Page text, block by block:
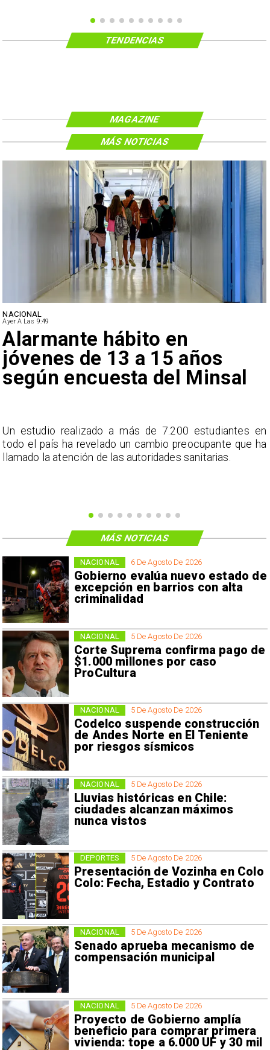
TENDENCIAS
MAGAZINE
NACIONAL
Ayer A Las 9:49
Alarmante hábito en
jóvenes de 13 a 15 años
según encuesta del Minsal
Un estudio realizado a más de 7.200 estudiantes en
todo el país ha revelado un cambio preocupante que ha
llamado la atención de las autoridades sanitarias.
MÁS NOTICIAS
6 De Agosto De 2026
Gobierno evalúa nuevo estado de
excepción en barrios con alta
criminalidad
NACIONAL
5 De Agosto De 2026
Corte Suprema confirma pago de
$1.000 millones por caso
ProCultura
NACIONAL
5 De Agosto De 2026
Codelco suspende construcción
de Andes Norte en El Teniente
por riesgos sísmicos
NACIONAL
5 De Agosto De 2026
Lluvias históricas en Chile:
ciudades alcanzan máximos
nunca vistos
NACIONAL
5 De Agosto De 2026
Presentación de Vozinha en Colo
Colo: Fecha, Estadio y Contrato
DEPORTES
5 De Agosto De 2026
Senado aprueba mecanismo de
compensación municipal
NACIONAL
5 De Agosto De 2026
Proyecto de Gobierno amplía
beneficio para comprar primera
vivienda: tope a 6.000 UF y 30 mil
NACIONAL
MÁS NOTICIAS